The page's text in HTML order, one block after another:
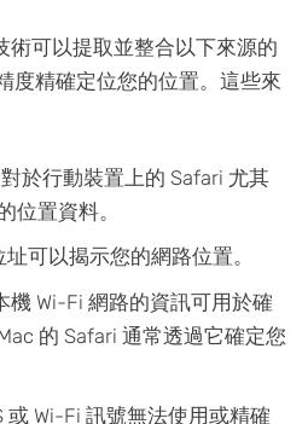
術可以提取並整合以下來源的
度精確定位您的位置。這些來
於行動裝置上的 Safari 尤其
位置資料。
址可以揭示您的網路位置。
機 Wi-Fi 網路的資訊可用於確
的 Safari 通常透過它確定您
或 Wi-Fi 訊號無法使用或精確